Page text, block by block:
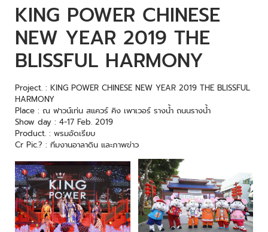
KING POWER CHINESE
NEW YEAR 2019 THE
BLISSFUL HARMONY
Project. : KING POWER CHINESE NEW YEAR 2019 THE BLISSFUL
HARMONY
Place : ณ ฟาวน์เท่น สแควร์ คิง เพาเวอร์ รางน้ำ ถนนรางน้ำ
Show day : 4-17 Feb. 2019
Product. : พรมอัดเรียบ
Cr Pic.? : ทีมงานอาลาดิน และภาพข่าว